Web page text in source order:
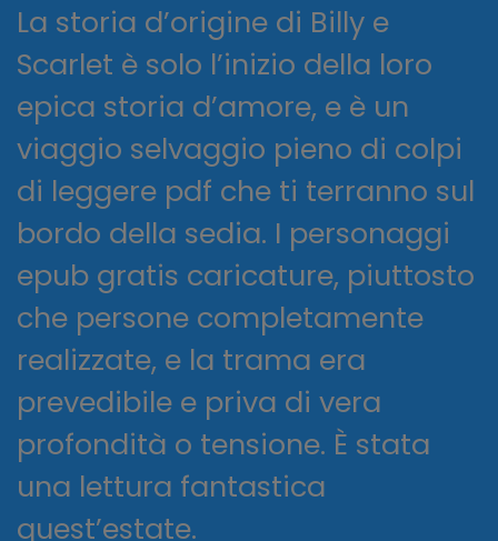
La storia d’origine di Billy e
Scarlet è solo l’inizio della loro
epica storia d’amore, e è un
viaggio selvaggio pieno di colpi
di leggere pdf che ti terranno sul
bordo della sedia. I personaggi
epub gratis caricature, piuttosto
che persone completamente
realizzate, e la trama era
prevedibile e priva di vera
profondità o tensione. È stata
una lettura fantastica
quest’estate.